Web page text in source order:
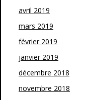
avril 2019
mars 2019
février 2019
janvier 2019
décembre 2018
novembre 2018